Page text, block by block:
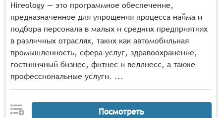
Hireology — это программное обеспечение,
предназначенное для упрощения процесса найма и
подбора персонала в малых и средних предприятиях
в различных отраслях, таких как автомобильная
промышленность, сфера услуг, здравоохранение,
гостиничный бизнес, фитнес и веллнесс, а также
профессиональные услуги. ...
Посмотреть